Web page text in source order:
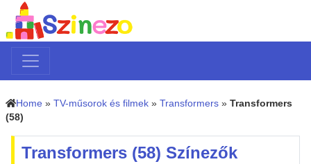
Home » TV-műsorok és filmek » Transformers » Transformers
(58)
Transformers (58) Színezők